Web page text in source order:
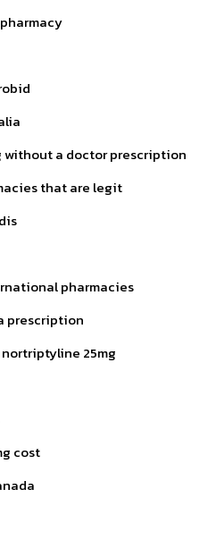
without a doctor prescription
that are legit
pharmacies
prescription
25mg
cost